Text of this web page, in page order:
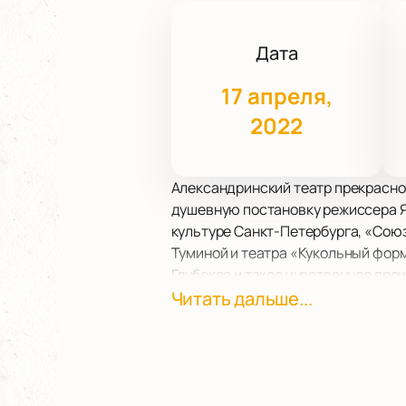
Дата
17 апреля,
2022
Александринский театр
душевную постановку режиссера
культуре Санкт-Петербурга,
Туминой и театра «Кукольный
Глубокое и такое чувственное
маленький мальчик шести лет,
Читать дальше...